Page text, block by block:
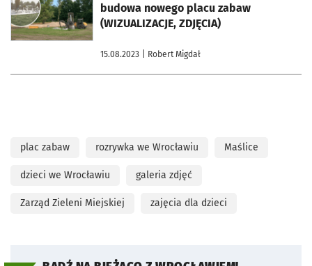
budowa nowego placu zabaw
(WIZUALIZACJE, ZDJĘCIA)
15.08.2023 | Robert Migdał
plac zabaw rozrywka we Wrocławiu Maślice
dzieci we Wrocławiu galeria zdjęć
Zarząd Zieleni Miejskiej zajęcia dla dzieci